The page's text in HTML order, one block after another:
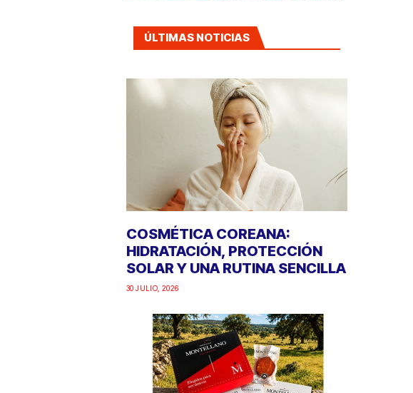
ÚLTIMAS NOTICIAS
COSMÉTICA COREANA:
HIDRATACIÓN, PROTECCIÓN
SOLAR Y UNA RUTINA SENCILLA
30 JULIO, 2026